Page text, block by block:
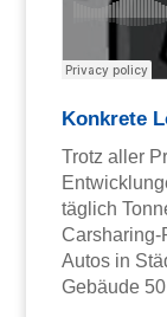
Konkrete
Trotz aller
täglich
Carsharing-
Autos in
Gebäude